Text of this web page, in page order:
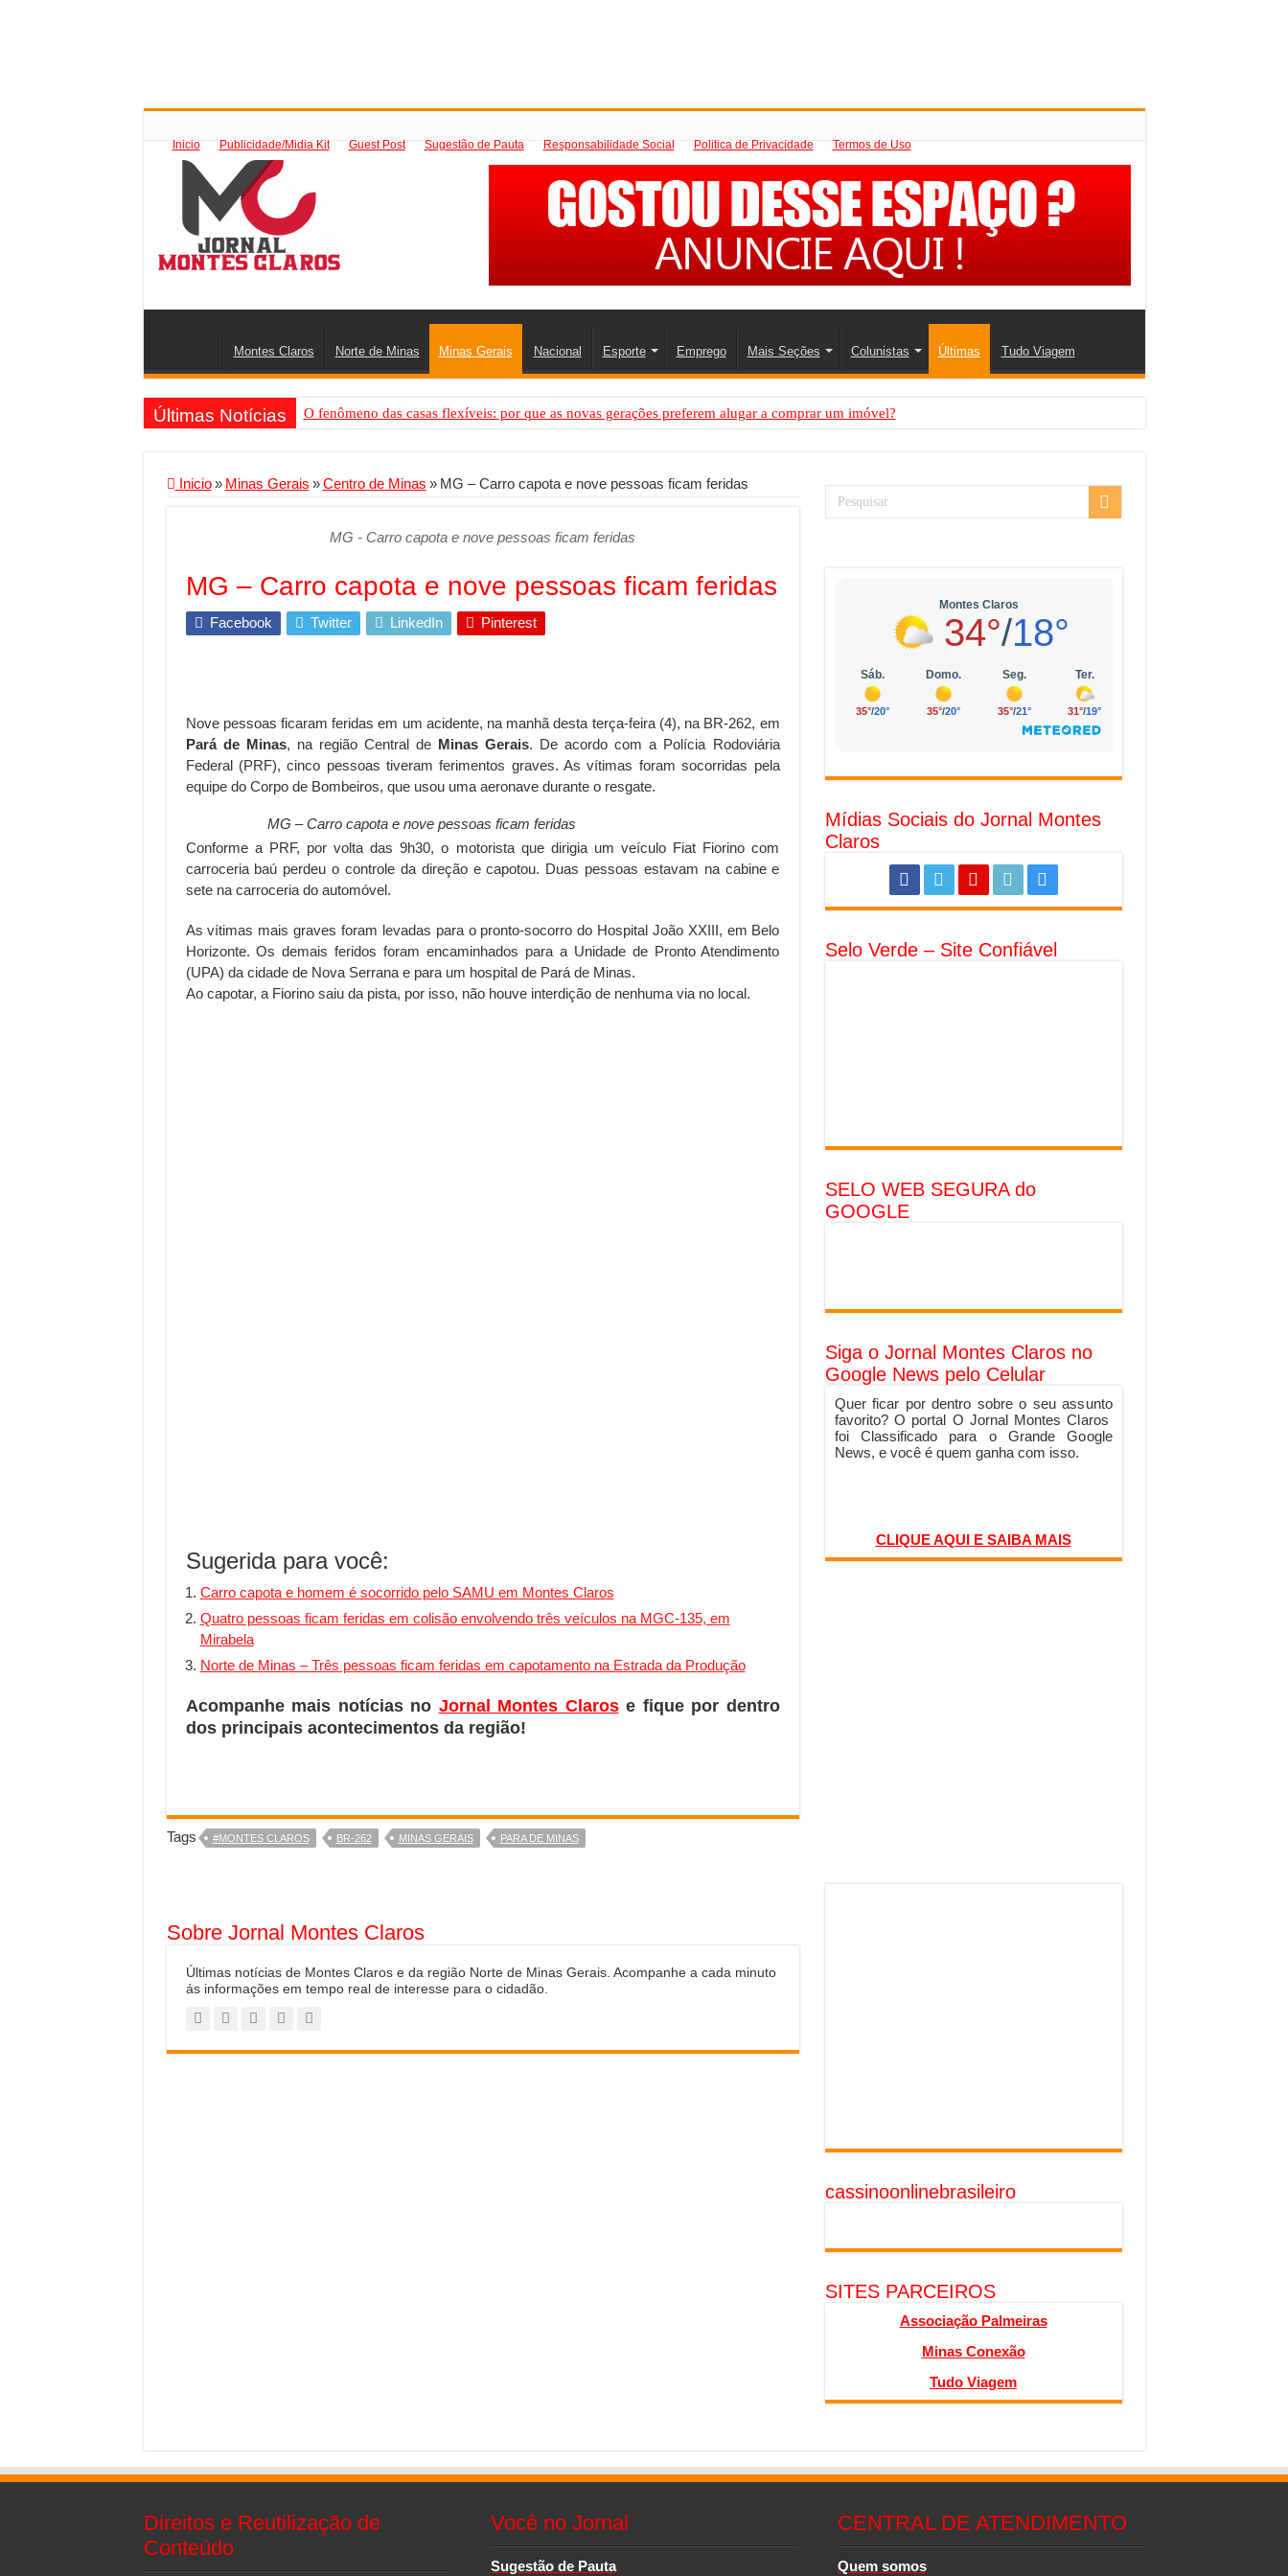
Inicio Publicidade/Midia Kit Guest Post Sugestão de Pauta Responsabilidade Social Politica de Privacidade Termos de Uso
Montes Claros Norte de Minas Minas Gerais Nacional Esporte Emprego Mais Seções Colunistas Últimas Tudo Viagem
Últimas Notícias O fenômeno das casas flexíveis: por que as novas gerações preferem alugar a comprar um imóvel?
Conheça a melhor empresa de transfer passeios e traslados em Porto Seguro, Bahia
Mais da metade dos trabalhadores desconfia dos canais de denúncia das empresas
PF e Emissoras Apertam o Cerco Contra Streamings Piratas: Entenda o Bloqueio e o Que Muda
De economista a referência nacional: como Jaque Rosa ensina tarólogas a faturarem mais de R$ 10 mil no digital
Tomada de decisão estratégica: como usar dados e regulamentações a seu favor
Investimento em energia limpa chega para brasileiros: ZCT traz oportunidades de lucro seguro com solar, eólica e hidrogênio verde
Serralheria de Alumínio vs. Ferro: guia completo para escolher o portão ideal para seu imóvel
Qualidade do produto e percepção do consumidor: como marcas evitam ruídos no mercado
O Crescimento da Influência de Especialistas Independentes
Inicio » Minas Gerais » Centro de Minas » MG – Carro capota e nove pessoas ficam feridas
MG - Carro capota e nove pessoas ficam feridas
MG – Carro capota e nove pessoas ficam feridas
Facebook Twitter LinkedIn Pinterest
Nove pessoas ficaram feridas em um acidente, na manhã desta terça-feira (4), na BR-262, em
Pará de Minas, na região Central de Minas Gerais. De acordo com a Polícia Rodoviária
Federal (PRF), cinco pessoas tiveram ferimentos graves. As vítimas foram socorridas pela
equipe do Corpo de Bombeiros, que usou uma aeronave durante o resgate.
MG – Carro capota e nove pessoas ficam feridas
Conforme a PRF, por volta das 9h30, o motorista que dirigia um veículo Fiat Fiorino com
carroceria baú perdeu o controle da direção e capotou. Duas pessoas estavam na cabine e
sete na carroceria do automóvel.
As vítimas mais graves foram levadas para o pronto-socorro do Hospital João XXIII, em Belo
Horizonte. Os demais feridos foram encaminhados para a Unidade de Pronto Atendimento
(UPA) da cidade de Nova Serrana e para um hospital de Pará de Minas.
Ao capotar, a Fiorino saiu da pista, por isso, não houve interdição de nenhuma via no local.
Sugerida para você:
Carro capota e homem é socorrido pelo SAMU em Montes Claros
Quatro pessoas ficam feridas em colisão envolvendo três veículos na MGC-135, em
Mirabela
Norte de Minas – Três pessoas ficam feridas em capotamento na Estrada da Produção
Acompanhe mais notícias no Jornal Montes Clarose fique por dentro
dos principais acontecimentos da região!
Tags #MONTES CLAROS BR-262 MINAS GERAIS PARA DE MINAS
Sobre Jornal Montes Claros
Últimas notícias de Montes Claros e da região Norte de Minas Gerais. Acompanhe a cada minuto
ás informações em tempo real de interesse para o cidadão.
Mídias Sociais do Jornal Montes
Claros
Selo Verde – Site Confiável
SELO WEB SEGURA do
GOOGLE
Siga o Jornal Montes Claros no
Google News pelo Celular
Quer ficar por dentro sobre o seu assunto
favorito? O portal O Jornal Montes Claros
foi Classificado para o Grande Google
News, e você é quem ganha com isso.
CLIQUE AQUI E SAIBA MAIS
cassinoonlinebrasileiro
SITES PARCEIROS
Associação Palmeiras
Minas Conexão
Tudo Viagem
Direitos e Reutilização de
Conteúdo
Você no Jornal
Sugestão de Pauta
CENTRAL DE ATENDIMENTO
Quem somos